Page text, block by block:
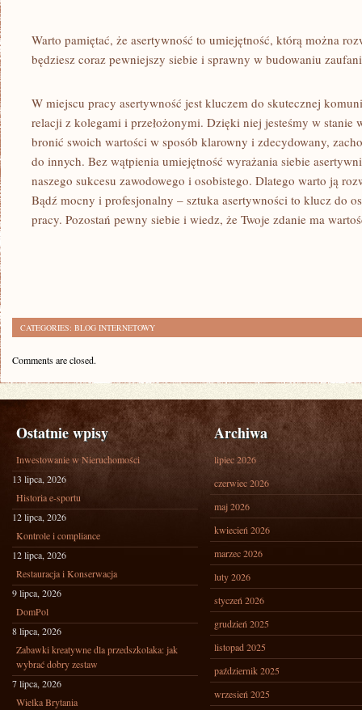
Warto pamiętać, że ​asertywność to ⁤umiejętność, którą można
będziesz coraz pewniejszy siebie i sprawny w budowaniu
W miejscu ⁣pracy asertywność jest kluczem​ do skutecznej
relacji z kolegami ​i przełożonymi.⁣ Dzięki ⁣niej jesteśmy w stanie
bronić swoich ‍wartości⁤ w sposób klarowny i zdecydowany,
do innych. Bez wątpienia umiejętność wyrażania siebie
naszego sukcesu zawodowego⁤ i osobistego. Dlatego warto ją
Bądź mocny i profesjonalny ⁤– sztuka asertywności to‌ klucz do
pracy. Pozostań⁢ pewny siebie i wiedz,⁤ że Twoje ‍zdanie ma
CATEGORIES: BLOG INTERNETOWY
Comments are closed.
Ostatnie wpisy
Inwestowanie w Nieruchomości
13 lipca, 2026
Historia e-sportu
12 lipca, 2026
Kontrole i compliance
12 lipca, 2026
Restauracja i Konserwacja
9 lipca, 2026
DomPol
8 lipca, 2026
Zabawki kreatywne dla przedszkolaka: jak
wybrać dobry zestaw
7 lipca, 2026
Wielka Brytania
Archiwa
lipiec 2026
czerwiec 2026
maj 2026
kwiecień 2026
marzec 2026
luty 2026
styczeń 2026
grudzień 2025
listopad 2025
październik 2025
wrzesień 2025